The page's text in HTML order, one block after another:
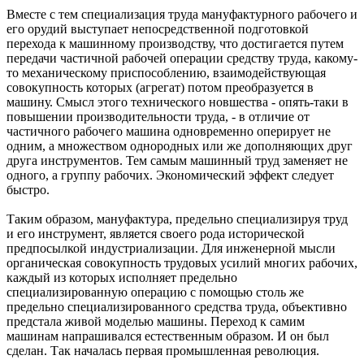
Вместе с тем специализация труда мануфактурного рабочего и
его орудий выступает непосредственной подготовкой
перехода к машинному производству, что достигается путем
передачи частичной рабочей операции средству труда, какому-
то механическому приспособлению, взаимодействующая
совокупность которых (агрегат) потом преобразуется в
машину. Смысл этого технического новшества - опять-таки в
повышении производительности труда, - в отличие от
частичного рабочего машина одновременно оперирует не
одним, а множеством однородных или же дополняющих друг
друга инструментов. Тем самым машинный труд заменяет не
одного, а группу рабочих. Экономический эффект следует
быстро.
Таким образом, мануфактура, предельно специализируя труд
и его инструмент, является своего рода исторической
предпосылкой индустриализации. Для инженерной мысли
органическая совокупность трудовых усилий многих рабочих,
каждый из которых исполняет предельно
специализированную операцию с помощью столь же
предельно специализированного средства труда, объективно
предстала живой моделью машины. Переход к самим
машинам напрашивался естественным образом. И он был
сделан. Так началась первая промышленная революция.